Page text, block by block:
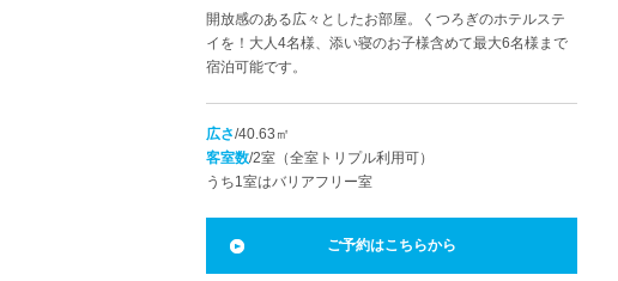
開放感のある広々としたお部屋。くつろぎのホテルステ
イを！大人4名様、添い寝のお子様含めて最大6名様まで
宿泊可能です。
広さ/40.63㎡
客室数/2室（全室トリプル利用可）
うち1室はバリアフリー室
ご予約はこちらから